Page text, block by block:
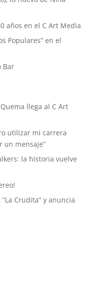
años en el C Art Media
Populares” en el
Bar
llega al C Art
utilizar mi carrera
un mensaje”
la historia vuelve
Crudita” y anuncia